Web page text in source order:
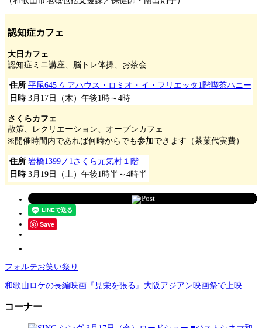
認知症カフェ
大日カフェ
認知症ミニ講座、脳トレ体操、お茶会
住所 平尾645 ケアハウス・ロミオ・イ・フリエッタ1階喫茶ハニー
日時 3月17日（木）午後1時～4時
さくらカフェ
散策、レクリエーション、オープンカフェ
※開催時間内であれば何時からでも参加できます（茶菓代実費）
住所 岩橋1399ノ1さくら元気村１階
日時 3月19日（土）午後1時半～4時半
Post
Save
フォルテお笑い祭り
和歌山ロケの長編映画『見栄を張る』大阪アジアン映画祭で上映
コーナー